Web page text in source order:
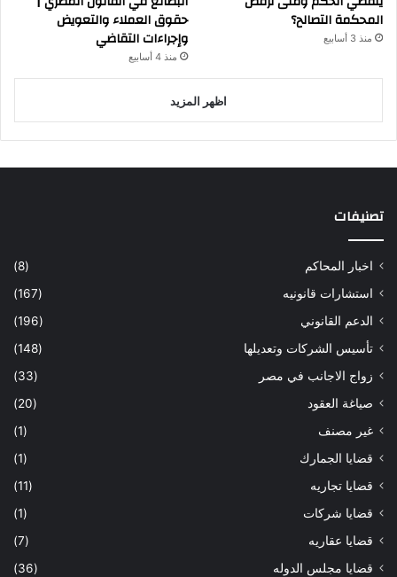
المحكمة التصالح؟
منذ 3 أسابيع
حقوق العملاء والتعويض
وإجراءات التقاضي
منذ 4 أسابيع
اظهر المزيد
تصنيفات
اخبار المحاكم
(8)
استشارات قانونيه
(167)
الدعم القانوني
(196)
تأسيس الشركات وتعديلها
(148)
زواج الاجانب في مصر
(33)
صياغة العقود
(20)
غير مصنف
(1)
قضايا الجمارك
(1)
قضايا تجاريه
(11)
قضايا شركات
(1)
قضايا عقاريه
(7)
قضايا مجلس الدوله
(36)